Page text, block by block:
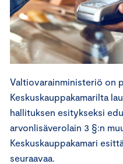
Valtiovarainministeriö on
Keskuskauppakamarilta
hallituksen esitykseksi
arvonlisäverolain 3 §:n
Keskuskauppakamari
seuraavaa.